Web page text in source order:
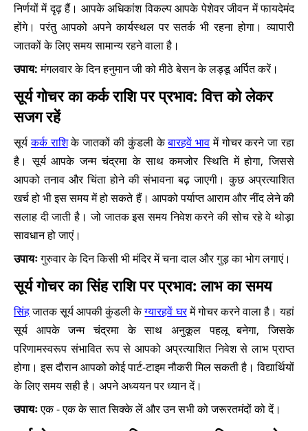
निर्णयों में दृढ़ हैं। आपके अधिकांश विकल्प आपके पेशेवर जीवन में फायदेमंद
होंगे। परंतु आपको अपने कार्यस्थल पर सतर्क भी रहना होगा। व्यापारी
जातकों के लिए समय सामान्य रहने वाला है।
उपाय:मंगलवार के दिन हनुमान जी को मीठे बेसन के लड्डू अर्पित करें।
सूर्य गोचर का कर्क राशि पर प्रभाव: वित्त को लेकर
सजग रहें
सूर्यकर्क राशिके जातकों की कुंडली केबारहवें भावमें गोचर करने जा रहा
है। सूर्य आपके जन्म चंद्रमा के साथ कमजोर स्थिति में होगा, जिससे
आपको तनाव और चिंता होने की संभावना बढ़ जाएगी। कुछ अप्रत्याशित
खर्च हो भी इस समय में हो सकते हैं। आपको पर्याप्त आराम और नींद लेने की
सलाह दी जाती है। जो जातक इस समय निवेश करने की सोच रहे वे थोड़ा
सावधान हो जाएं।
उपायःगुरुवार के दिन किसी भी मंदिर में चना दाल और गुड़ का भोग लगाएं।
सूर्य गोचर का सिंह राशि पर प्रभाव: लाभ का समय
सिंहजातक सूर्य आपकी कुंडली केग्यारहवें घरमें गोचर करने वाला है। यहां
सूर्य आपके जन्म चंद्रमा के साथ अनुकूल पहलू बनेगा, जिसके
परिणामस्वरूप संभावित रूप से आपको अप्रत्याशित निवेश से लाभ प्राप्त
होगा। इस दौरान आपको कोई पार्ट-टाइम नौकरी मिल सकती है। विद्यार्थियों
के लिए समय सही है। अपने अध्ययन पर ध्यान दें।
उपायःएक - एक के सात सिक्के लें और उन सभी को जरूरतमंदों को दें।